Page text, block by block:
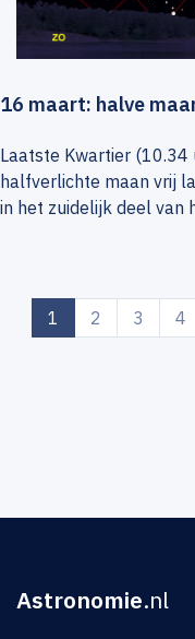
16 maart: halve
Laatste Kwartier (10.34
halfverlichte maan vrij
in het zuidelijk deel van
1 (current)
2 3 4
Astronomie.nl